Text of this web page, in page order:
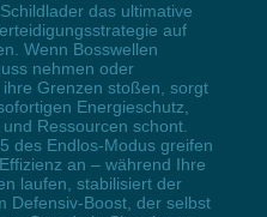
das ultimative
auf
Wenn Bosswellen
nehmen oder
Grenzen stoßen, sorgt
Energieschutz,
Ressourcen schont.
des Endlos-Modus greifen
an – während Ihre
laufen, stabilisiert der
Defensiv-Boost, der selbst